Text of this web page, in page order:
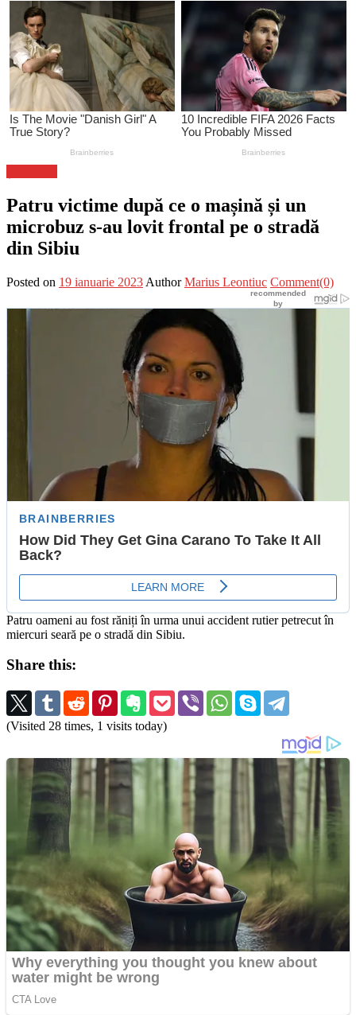
Patru victime după ce o mașină și un
microbuz s-au lovit frontal pe o stradă
din Sibiu
Posted on 19 ianuarie 2023 Author Marius Leontiuc Comment(0)
Patru oameni au fost răniți în urma unui accident rutier petrecut în
miercuri seară pe o stradă din Sibiu.
Share this:
(Visited 28 times, 1 visits today)